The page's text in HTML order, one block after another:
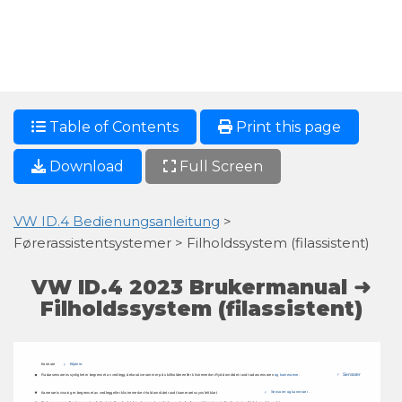
Table of Contents Print this page
Download Full Screen
VW ID.4 Bedienungsanleitung >
Førerassistentsystemer > Filholdssystem (filassistent)
VW ID.4 2023 Brukermanual ➜
Filholdssystem (filassistent)
Radarsensorens synlighet er begrenset av vedlegg, dekorative rammer på skiltholdere eller klistremerker. Rydd området rundt radarsensoren og kameraene.
Kameraets visning er begrenset av vedlegg eller klistremerker. Hold området rundt kameraets synsfelt klart ÿ
Bilpleie.
ÿ
Sensorer
Sensorer og kameraer .
frontrute